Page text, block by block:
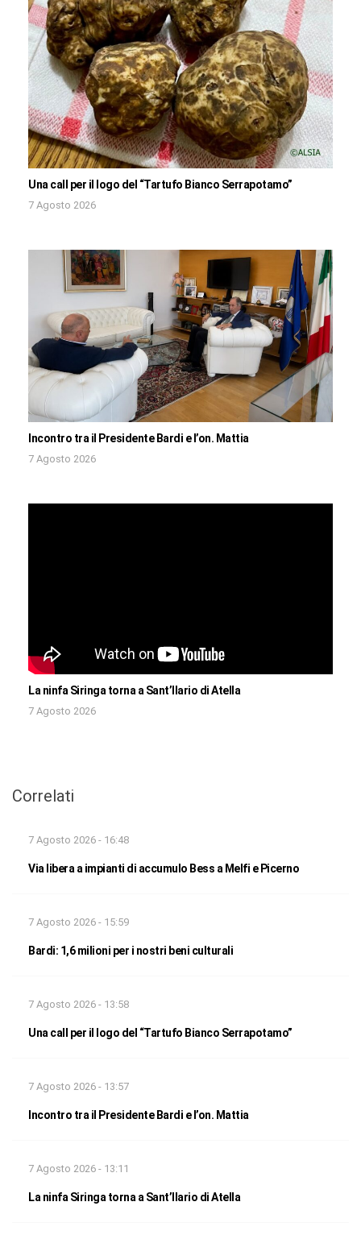
Una call per il logo del “Tartufo Bianco Serrapotamo”
7 Agosto 2026
Incontro tra il Presidente Bardi e l’on. Mattia
7 Agosto 2026
La ninfa Siringa torna a Sant’Ilario di Atella
7 Agosto 2026
Correlati
7 Agosto 2026 - 16:48
Via libera a impianti di accumulo Bess a Melfi e Picerno
7 Agosto 2026 - 15:59
Bardi: 1,6 milioni per i nostri beni culturali
7 Agosto 2026 - 13:58
Una call per il logo del “Tartufo Bianco Serrapotamo”
7 Agosto 2026 - 13:57
Incontro tra il Presidente Bardi e l’on. Mattia
7 Agosto 2026 - 13:11
La ninfa Siringa torna a Sant’Ilario di Atella